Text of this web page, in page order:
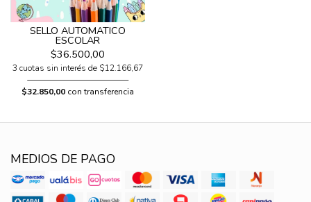
SELLO AUTOMATICO
ESCOLAR
$36.500,00
3 cuotas sin interés de $12.166,67
$32.850,00 con transferencia
MEDIOS DE PAGO